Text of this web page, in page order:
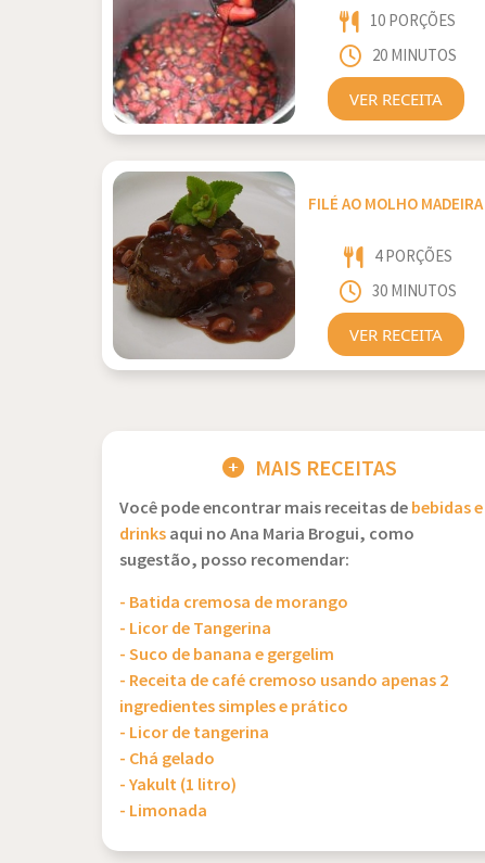
10 PORÇÕES
20 MINUTOS
VER RECEITA
FILÉ AO MOLHO MADEIRA
4 PORÇÕES
30 MINUTOS
VER RECEITA
MAIS RECEITAS
Você pode encontrar mais receitas debebidas e
drinksaqui no Ana Maria Brogui, como
sugestão, posso recomendar:
- Batida cremosa de morango
- Licor de Tangerina
- Suco de banana e gergelim
- Receita de café cremoso usando apenas 2
ingredientes simples e prático
- Licor de tangerina
- Chá gelado
- Yakult (1 litro)
- Limonada